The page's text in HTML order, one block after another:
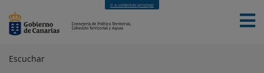
Ir a contenido principal
Escuchar